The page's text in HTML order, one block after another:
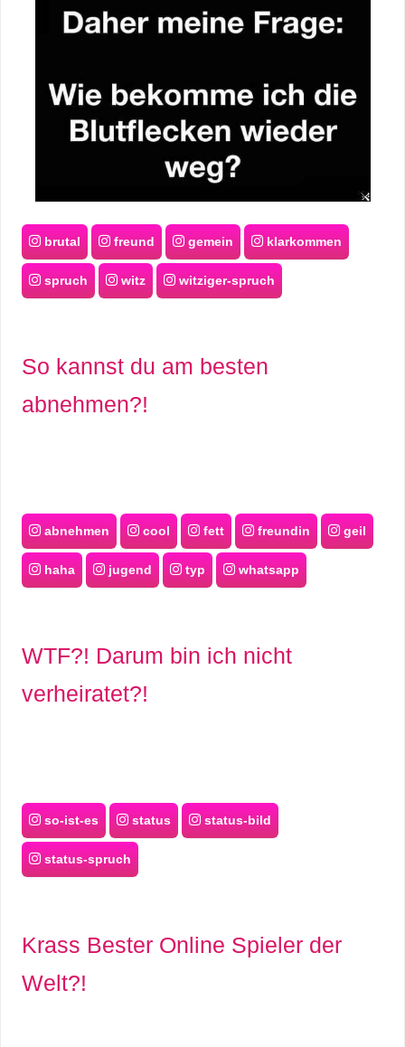
brutal freund gemein klarkommen
spruch witz witziger-spruch
So kannst du am besten
abnehmen?!
abnehmen cool fett freundin geil
haha jugend typ whatsapp
WTF?! Darum bin ich nicht
verheiratet?!
so-ist-es status status-bild
status-spruch
Krass Bester Online Spieler der
Welt?!